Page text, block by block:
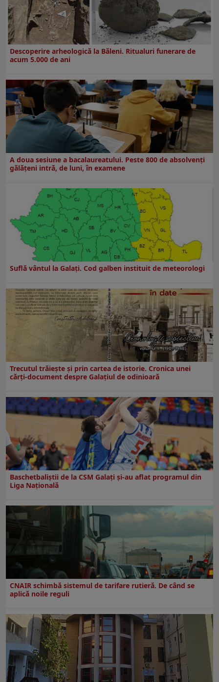
Descoperire arheologică la Băleni. Ritualuri funerare de
acum 5.000 de ani
A doua sesiune a bacalaureatului. Peste 800 de absolvenţi
gălăţeni intră, de luni, în examene
Suflă vântul la Galaţi. Cod galben instituit de meteorologi
Trecutul trăiește și prin cartea de istorie. Cronica unei
cărți-document despre Galațiul de odinioară
Baschetbaliștii de la CSM Galați și-au aflat programul din
Liga Națională
CNAIR schimbă sistemul de tarifare rutieră. De când se
aplică noile reguli